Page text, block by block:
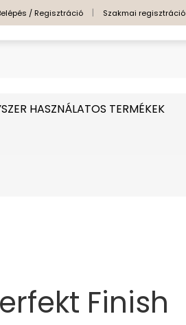
/ Regisztráció | Szakmai regisztráció
HASZNÁLATOS TERMÉKEK
Finish